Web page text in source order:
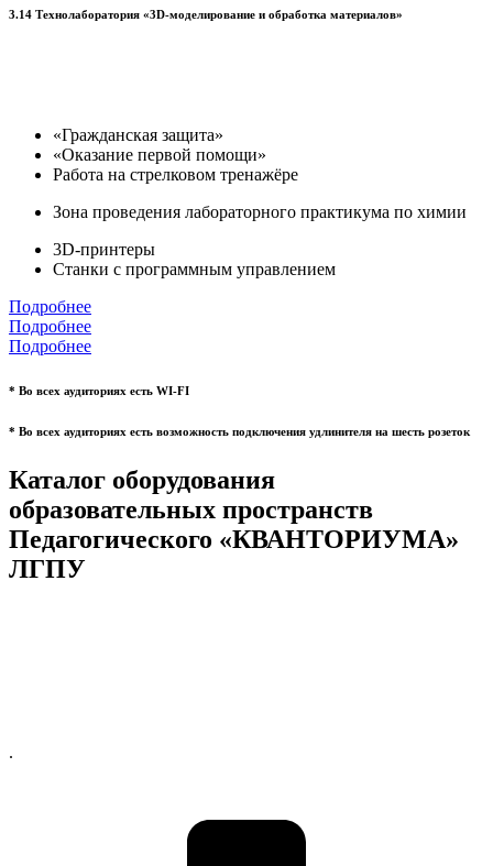
3.14 Технолаборатория «3D-моделирование и обработка материалов»
«Гражданская защита»
«Оказание первой помощи»
Работа на стрелковом тренажёре
Зона проведения лабораторного практикума по химии
3D-принтеры
Станки с программным управлением
Подробнее
Подробнее
Подробнее
* Во всех аудиториях есть WI-FI
* Во всех аудиториях есть возможность подключения удлинителя на шесть розеток
Каталог оборудования
образовательных пространств
Педагогического «КВАНТОРИУМА»
ЛГПУ
.